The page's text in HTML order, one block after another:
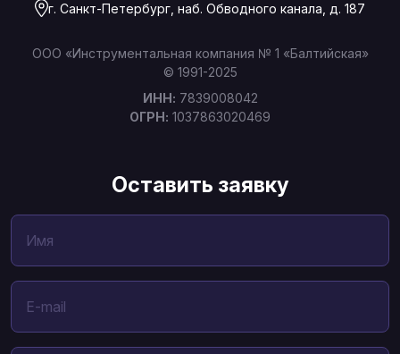
г. Санкт-Петербург, наб. Обводного канала, д. 187
ООО «Инструментальная компания № 1 «Балтийская»
© 1991-2025
ИНН: 7839008042
ОГРН: 1037863020469
Оставить заявку